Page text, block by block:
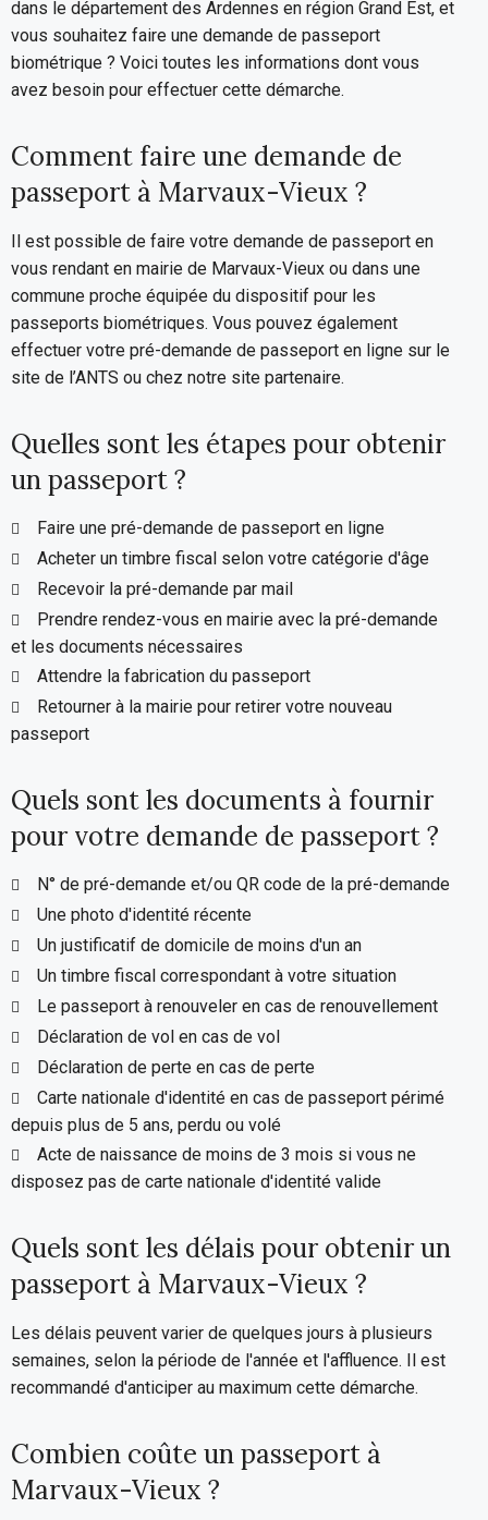
dans le département des Ardennes en région Grand Est, et
vous souhaitez faire une demande de passeport
biométrique ? Voici toutes les informations dont vous
avez besoin pour effectuer cette démarche.
Comment faire une demande de
passeport à Marvaux-Vieux ?
Il est possible de faire votre demande de passeport en
vous rendant en mairie de Marvaux-Vieux ou dans une
commune proche équipée du dispositif pour les
passeports biométriques. Vous pouvez également
effectuer votre pré-demande de passeport en ligne sur le
site de l’ANTS ou chez notre site partenaire.
Quelles sont les étapes pour obtenir
un passeport ?
Faire une pré-demande de passeport en ligne
Acheter un timbre fiscal selon votre catégorie d'âge
Recevoir la pré-demande par mail
Prendre rendez-vous en mairie avec la pré-demande
et les documents nécessaires
Attendre la fabrication du passeport
Retourner à la mairie pour retirer votre nouveau
passeport
Quels sont les documents à fournir
pour votre demande de passeport ?
N° de pré-demande et/ou QR code de la pré-demande
Une photo d'identité récente
Un justificatif de domicile de moins d'un an
Un timbre fiscal correspondant à votre situation
Le passeport à renouveler en cas de renouvellement
Déclaration de vol en cas de vol
Déclaration de perte en cas de perte
Carte nationale d'identité en cas de passeport périmé
depuis plus de 5 ans, perdu ou volé
Acte de naissance de moins de 3 mois si vous ne
disposez pas de carte nationale d'identité valide
Quels sont les délais pour obtenir un
passeport à Marvaux-Vieux ?
Les délais peuvent varier de quelques jours à plusieurs
semaines, selon la période de l'année et l'affluence. Il est
recommandé d'anticiper au maximum cette démarche.
Combien coûte un passeport à
Marvaux-Vieux ?